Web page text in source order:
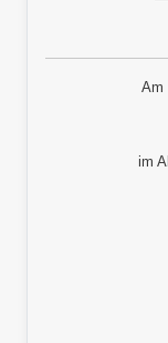
Am
im